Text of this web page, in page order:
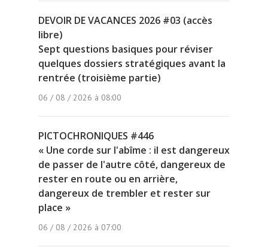
DEVOIR DE VACANCES 2026 #03 (accès
libre)
Sept questions basiques pour réviser
quelques dossiers stratégiques avant la
rentrée (troisième partie)
06 / 08 / 2026 à 08:00
PICTOCHRONIQUES #446
« Une corde sur l'abîme : il est dangereux
de passer de l'autre côté, dangereux de
rester en route ou en arrière,
dangereux de trembler et rester sur
place »
06 / 08 / 2026 à 07:00